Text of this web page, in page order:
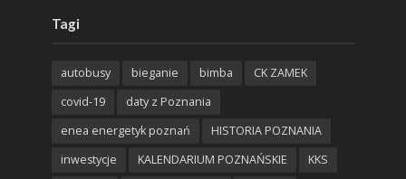
Tagi
autobusy bieganie bimba
CK ZAMEK
covid-19
daty z Poznania
enea energetyk poznań
HISTORIA POZNANIA
inwestycje
KALENDARIUM POZNAŃSKIE
KKS